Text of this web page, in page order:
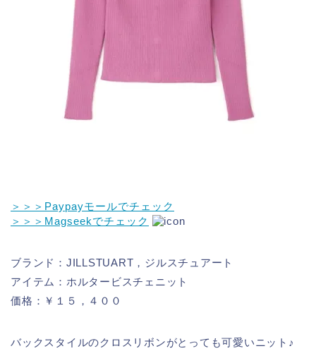
＞＞＞Paypayモールでチェック
＞＞＞Magseekでチェック
ブランド：JILLSTUART，ジルスチュアート
アイテム：ホルタービスチェニット
価格：￥１５，４００
バックスタイルのクロスリボンがとっても可愛いニット♪